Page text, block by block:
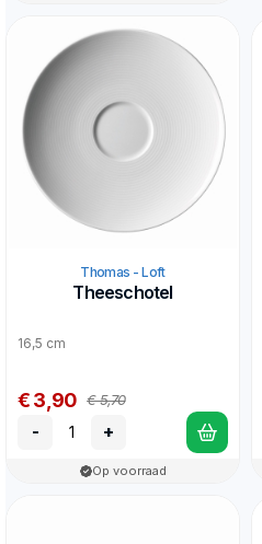
Thomas - Loft
Theeschotel
16,5 cm
€ 3,90 € 5,70
- +
Op voorraad